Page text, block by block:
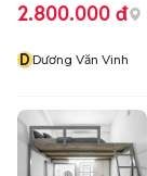
2.800.000 đ
DDương Văn Vinh